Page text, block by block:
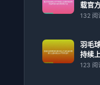
载官
安全
132 阅
羽毛
持续
事关
123 阅